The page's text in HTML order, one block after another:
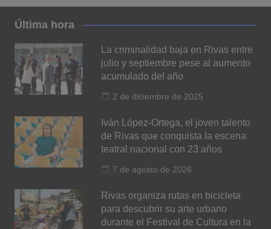
Última hora
La criminalidad baja en Rivas entre
julio y septiembre pese al aumento
acumulado del año
2 de diciembre de 2025
Iván López-Ortega, el joven talento
de Rivas que conquista la escena
teatral nacional con 23 años
7 de agosto de 2026
Rivas organiza rutas en bicicleta
para descubrir su arte urbano
durante el Festival de Cultura en la